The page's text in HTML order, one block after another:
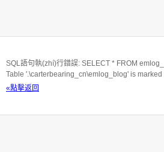
SQL語句執(zhí)行錯誤: SELECT * FROM
Table '.\carterbearing_cn\emlog_blog' is
«點擊返回